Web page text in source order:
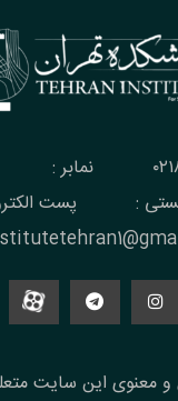
نمابر :
:
پست
معنوی این سایت